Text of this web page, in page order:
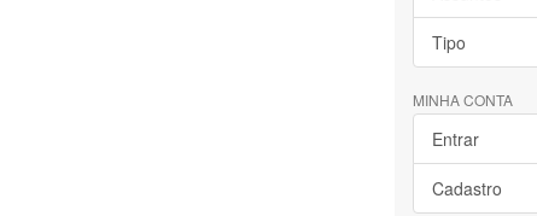
Tipo
MINHA CONTA
Entrar
Cadastro